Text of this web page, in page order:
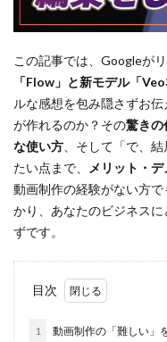
この記事では、Googleが
「Flow」と新モデル「
ルな感想を包み隠さずお
が作れるのか？その驚きの
な使い方 、そして「で、
たい点まで、
メリット・
動画制作の経験がない方
かり、あなたのビジネス
ずです。
目次
1 動画制作の「難しい」